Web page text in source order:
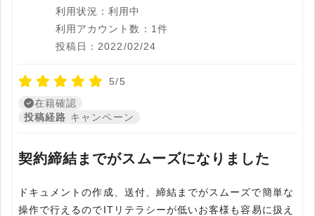
利用状況：利用中
利用アカウント数：1件
投稿日：2022/02/24
5/5
在籍確認
投稿経路 キャンペーン
契約締結までがスムーズになりました
ドキュメントの作成、送付、締結までがスムーズで簡単な
操作で行えるのでITリテラシーが低いお客様も容易に扱え